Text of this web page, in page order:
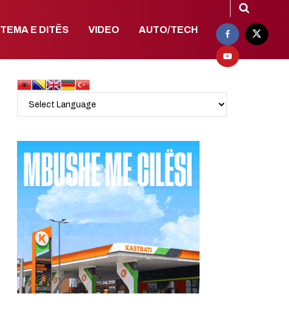
TEMA E DITËS VIDEO AUTO/TECH